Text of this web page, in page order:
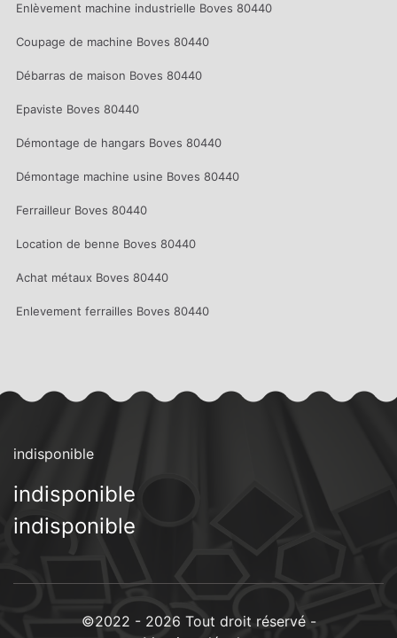
Enlèvement machine industrielle Boves 80440
Coupage de machine Boves 80440
Débarras de maison Boves 80440
Epaviste Boves 80440
Démontage de hangars Boves 80440
Démontage machine usine Boves 80440
Ferrailleur Boves 80440
Location de benne Boves 80440
Achat métaux Boves 80440
Enlevement ferrailles Boves 80440
indisponible
indisponible
indisponible
©2022 - 2026 Tout droit réservé -